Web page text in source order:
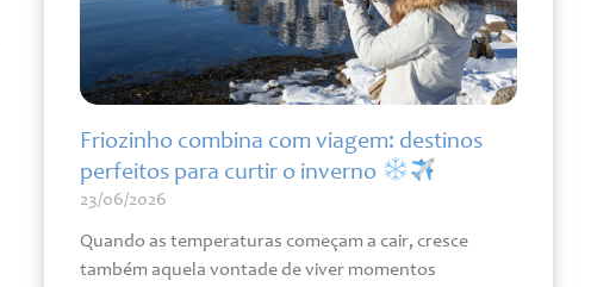
Friozinho combina com viagem: destinos
perfeitos para curtir o inverno
23/06/2026
Quando as temperaturas começam a cair, cresce
também aquela vontade de viver momentos